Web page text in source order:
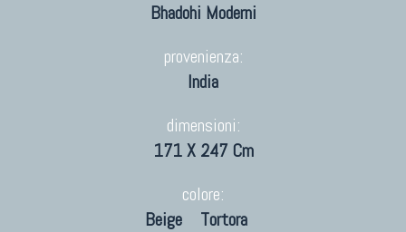
Bhadohi Moderni
provenienza:
India
dimensioni:
171 X 247 Cm
colore:
Beige
Tortora